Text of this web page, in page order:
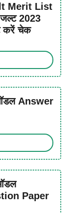
Merit List
2023
करें चेक
मॉडल Answer
Paper